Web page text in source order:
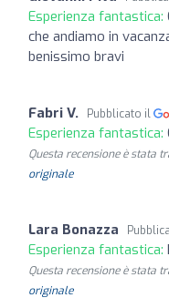
Esperienza fantastica:
che andiamo in
benissimo bravi
Fabri V. Pubblicato il
Esperienza fantastica:
Questa recensione è stata
originale
Lara Bonazza
Esperienza fantastica:
Questa recensione è stata
originale